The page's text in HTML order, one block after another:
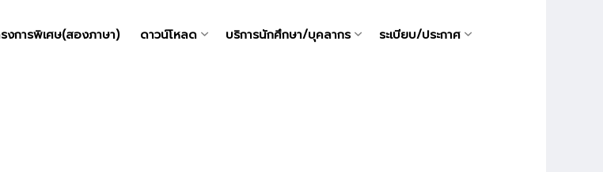
งการพิเศษ(สองภาษา) ดาวน์โหลด บริการนักศึกษา/บุคลากร ระเบียบ/ประกาศ